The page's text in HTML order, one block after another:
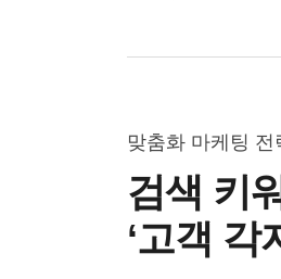
맞춤화 마케팅 전
검색 키
‘고객 각